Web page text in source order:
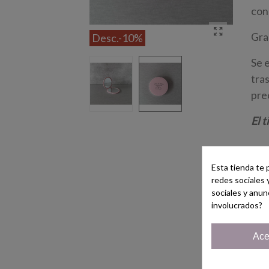
Desc.-10%
Se
El
-
Esta tienda te
redes sociales
sociales y
involucrados?